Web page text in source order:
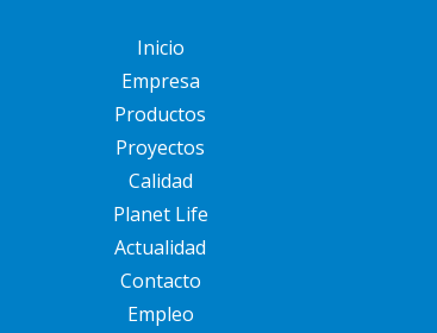
Inicio
Empresa
Productos
Proyectos
Calidad
Planet Life
Actualidad
Contacto
Empleo